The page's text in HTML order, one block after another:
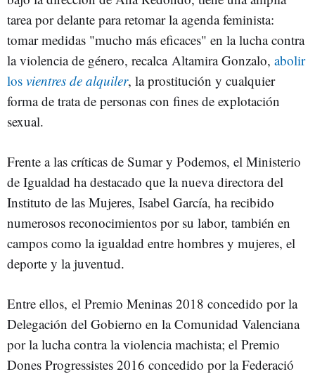
tarea por delante para retomar la agenda feminista:
tomar medidas "mucho más eficaces" en la lucha contra
la violencia de género, recalca Altamira Gonzalo, abolir
los vientres de alquiler, la prostitución y cualquier
forma de trata de personas con fines de explotación
sexual.
Frente a las críticas de Sumar y Podemos, el Ministerio
de Igualdad ha destacado que la nueva directora del
Instituto de las Mujeres, Isabel García, ha recibido
numerosos reconocimientos por su labor, también en
campos como la igualdad entre hombres y mujeres, el
deporte y la juventud.
Entre ellos, el Premio Meninas 2018 concedido por la
Delegación del Gobierno en la Comunidad Valenciana
por la lucha contra la violencia machista; el Premio
Dones Progressistes 2016 concedido por la Federació